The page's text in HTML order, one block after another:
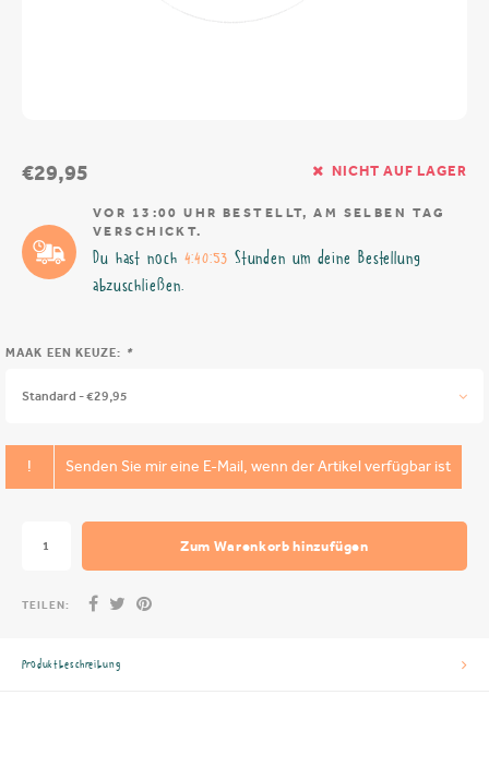
€29,95 NICHT AUF LAGER
VOR 13:00 UHR BESTELLT, AM SELBEN TAG
VERSCHICKT.
Du hast noch 4:40:52 Stunden um deine Bestellung
abzuschließen.
MAAK EEN KEUZE: *
Standard - €29,95
! Senden Sie mir eine E-Mail, wenn der Artikel verfügbar ist
Zum Warenkorb hinzufügen
TEILEN:
Produktbeschreibung